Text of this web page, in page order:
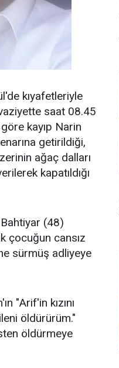
kıyafetleriyle
saat 08.45
kayıp Narin
getirildiği,
ağaç dalları
kapatıldığı
(48)
çocuğun cansız
sürmüş adliyeye
"Arif'in kızını
öldürürüm."
öldürmeye